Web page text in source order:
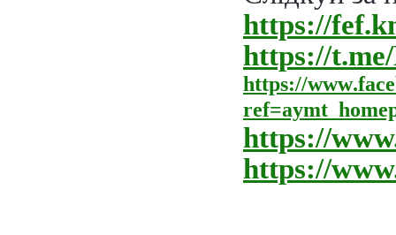
https://
https://
https://www.
ref=aymt
https://
https://